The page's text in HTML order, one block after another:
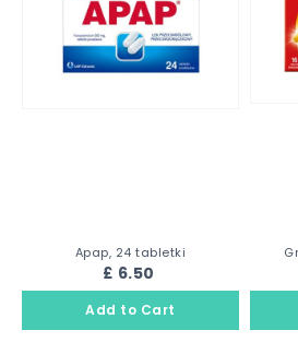
Apap, 24 tabletki
£ 6.50